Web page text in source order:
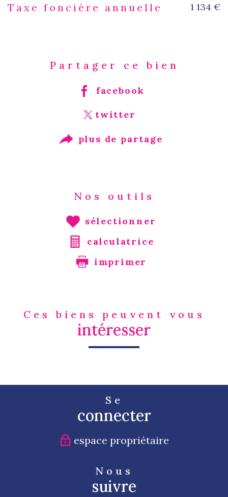
Taxe foncière annuelle 1 134 €
Partager ce bien
facebook
twitter
plus de partage
Nos outils
sélectionner
calculatrice
imprimer
Ces biens peuvent vous
intéresser
Se
connecter
espace propriétaire
Nous
suivre